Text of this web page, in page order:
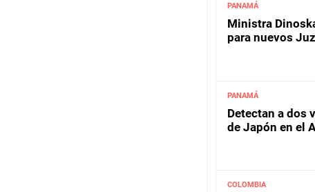
PANAMÁ
Ministra
para nuevos
PANAMÁ
Detectan a dos
de Japón en el
COLOMBIA